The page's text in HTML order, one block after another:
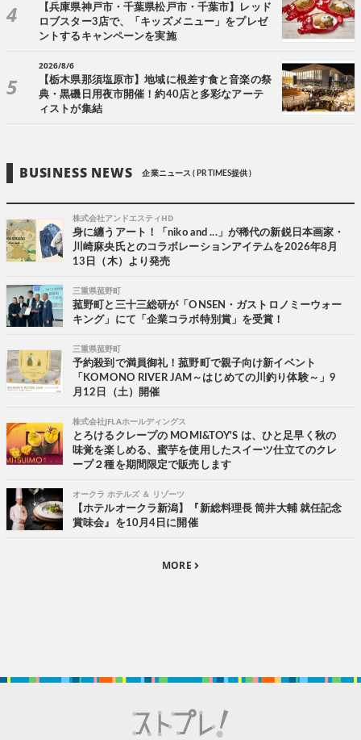
【兵庫県神戸市・千葉県松戸市・千葉市】レッド
ロブスター3店で、「キッズメニュー」をプレゼ
ントするキャンペーンを実施
2026/8/6
【栃木県那須塩原市】地域に根差す食と音楽の祭
典・黒磯日用夜市開催！約40店と多彩なアーテ
ィストが集結
BUSINESS NEWS 企業ニュース ( PR TIMES提供 )
株式会社アンドエスティHD
身に纏うアート！「niko and ...」が稀代の新鋭日本画家・
川崎麻央氏とのコラボレーションアイテムを2026年8月
13日（木）より発売
三重県菰野町
菰野町と三十三総研が「ONSEN・ガストロノミーウォー
キング」にて「企業コラボ特別賞」を受賞！
三重県菰野町
予約殺到で満員御礼！菰野町で親子向け新イベント
「KOMONO RIVER JAM～はじめての川釣り体験～」9
月12日（土）開催
株式会社JFLAホールディングス
とろけるクレープの MOMI&TOY'S は、ひと足早く秋の
味覚を楽しめる、蜜芋を使用したスイーツ仕立てのクレ
ープ２種を期間限定で販売します
オークラ ホテルズ ＆ リゾーツ
【ホテルオークラ新潟】『新総料理長 筒井大輔 就任記念
賞味会』を10月4日に開催
MORE